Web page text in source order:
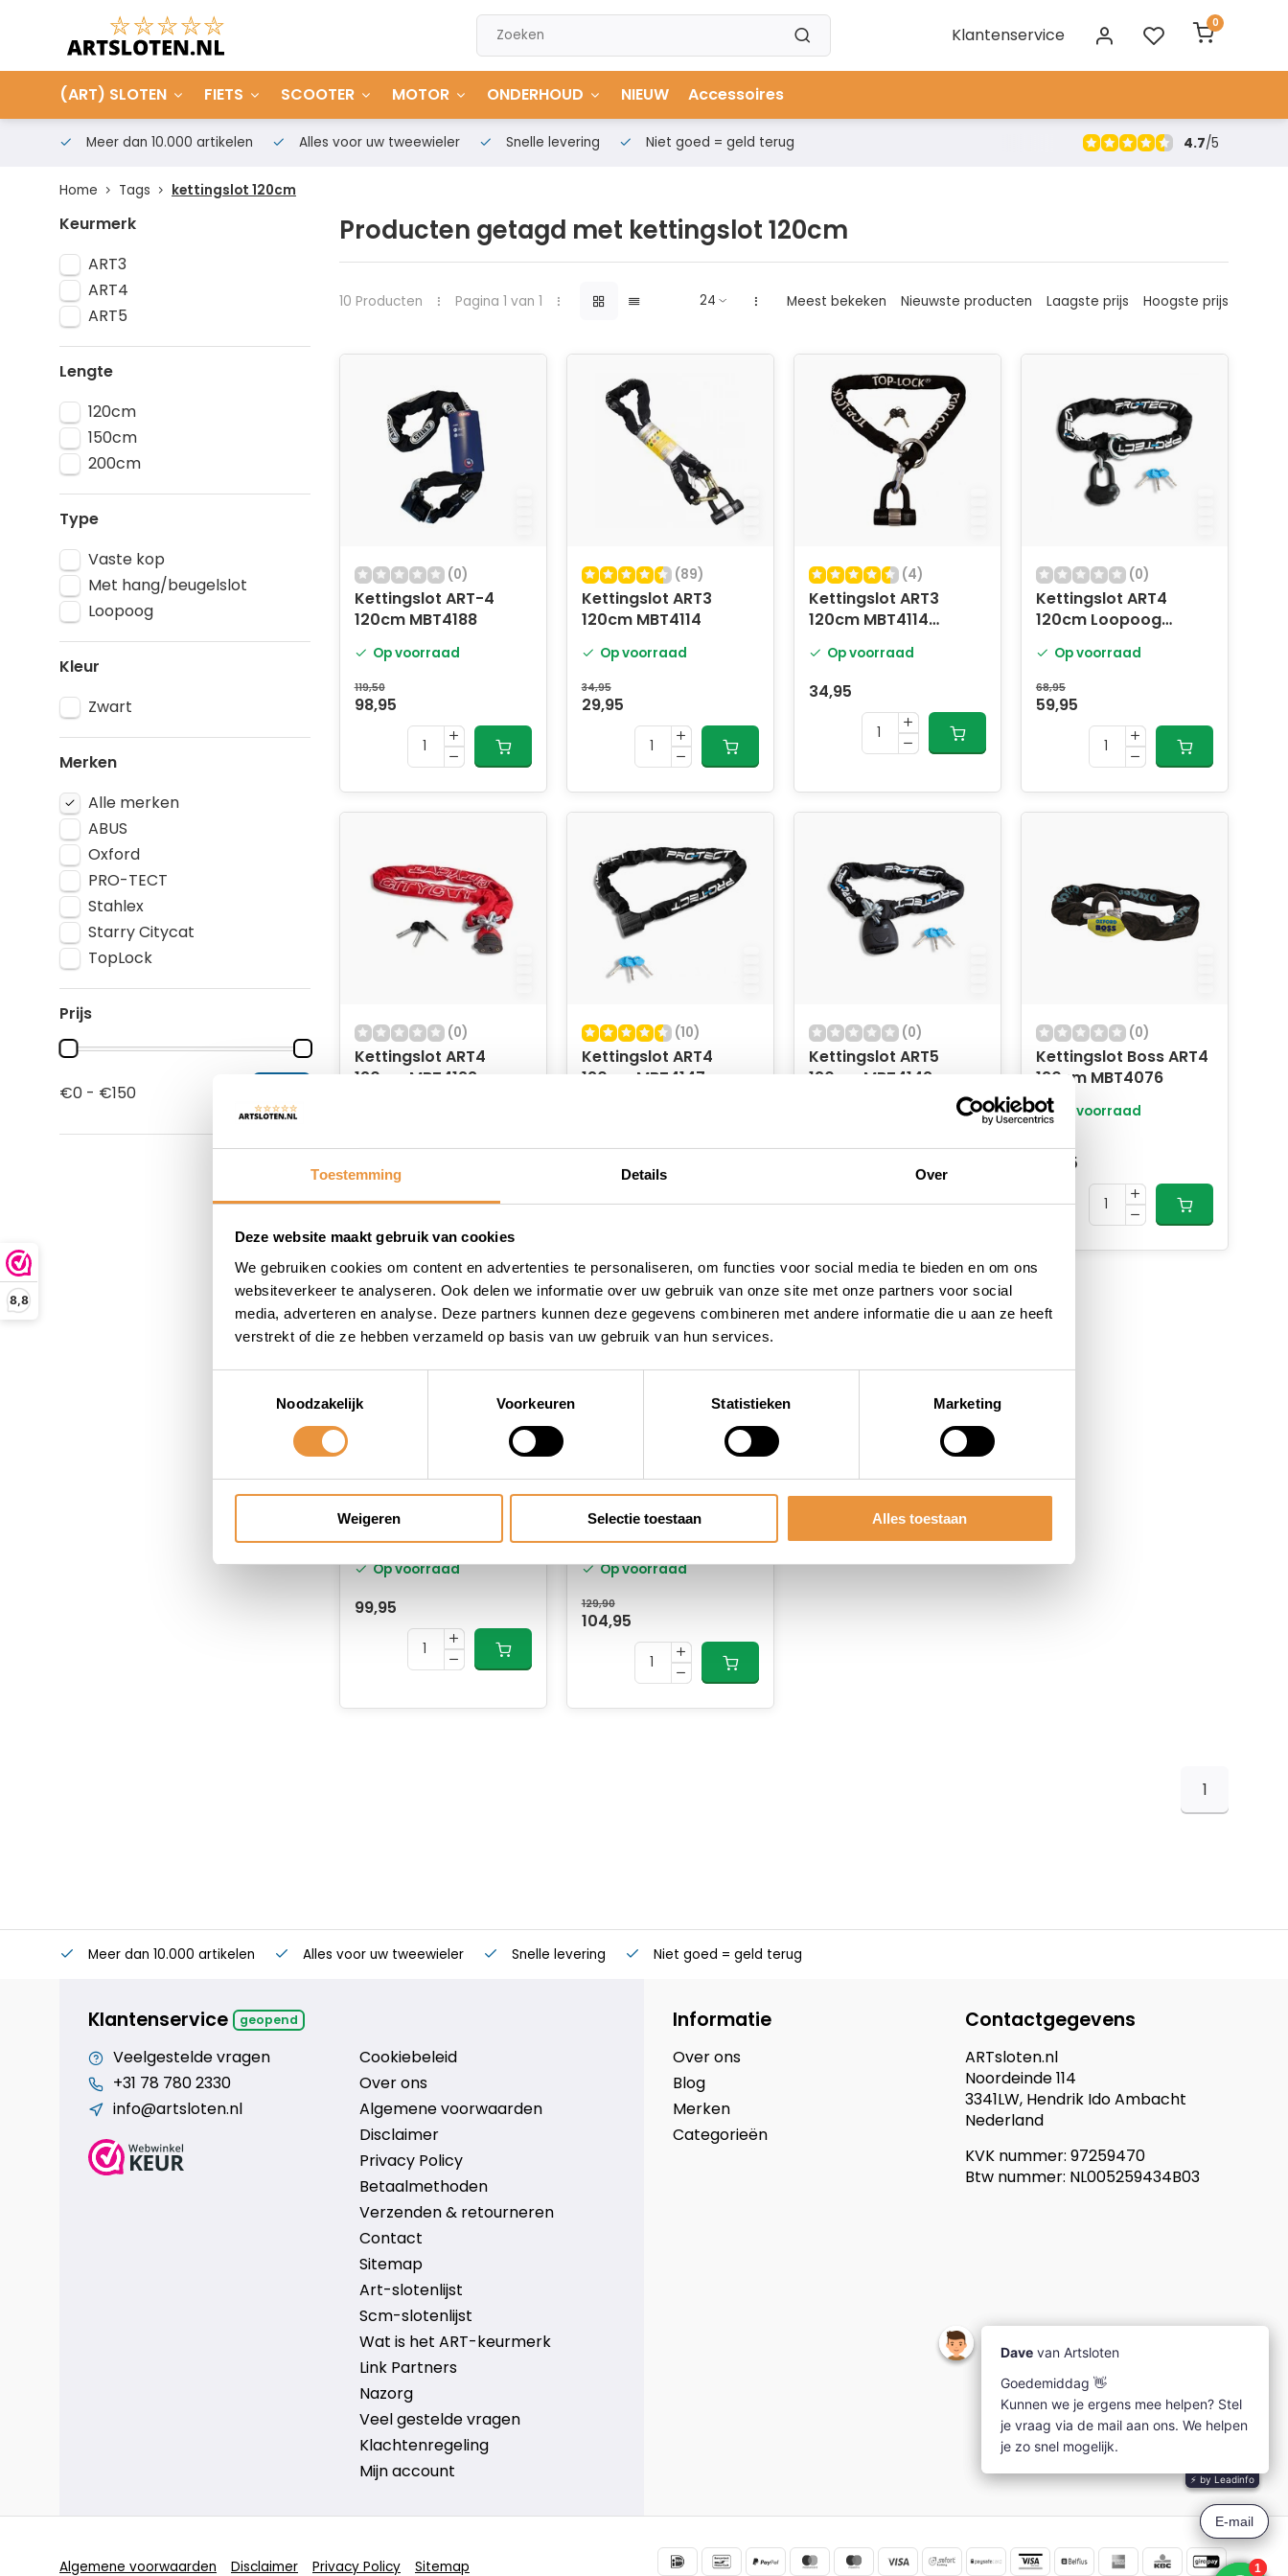
Toestemming Details Over
Deze website maakt gebruik van cookies
We gebruiken cookies om content en advertenties te personaliseren, om functies voor social media te bieden en om ons
websiteverkeer te analyseren. Ook delen we informatie over uw gebruik van onze site met onze partners voor social
media, adverteren en analyse. Deze partners kunnen deze gegevens combineren met andere informatie die u aan ze heeft
verstrekt of die ze hebben verzameld op basis van uw gebruik van hun services.
Noodzakelijk
Voorkeuren Statistieken Marketing
Weigeren Selectie toestaan Alles toestaan
8,8
Klantenservice
0
(ART) SLOTEN FIETS SCOOTER MOTOR ONDERHOUD NIEUW Accessoires
Meer dan 10.000 artikelen Alles voor uw tweewieler Snelle levering Niet goed = geld terug 4.7/5
Home Tags kettingslot 120cm
Keurmerk
ART3
ART4
ART5
Lengte
120cm
150cm
200cm
Type
Vaste kop
Met hang/beugelslot
Loopoog
Kleur
Zwart
Merken
Alle merken
ABUS
Oxford
PRO-TECT
Stahlex
Starry Citycat
TopLock
Prijs
€0 - €150
Producten getagd met kettingslot 120cm
10 Producten Pagina 1 van 1 Meest bekeken Nieuwste producten Laagste prijs Hoogste prijs
(0)
Kettingslot ART-4
120cm MBT4188
Op voorraad
119,50
98,95
(89)
Kettingslot ART3
120cm MBT4114
Op voorraad
34,95
29,95
(4)
Kettingslot ART3
120cm MBT4114
Op voorraad
34,95
(0)
Kettingslot ART4
120cm Loopoog
Op voorraad
68,95
59,95
(0)
Kettingslot ART4
120cm MBT4122
46,95
(10)
Kettingslot ART4
120cm MBT4147
62,95
(0)
Kettingslot ART5
120cm MBT4142
92,95
(0)
Kettingslot Boss ART4
120cm MBT4076
Op voorraad
99,95
86,95
(0)
Scooter/motorslot
ART-4 150cm Boss
Op voorraad
99,95
(1)
Scooter/motorslot
ART-4 200cm Boss
Op voorraad
129,90
104,95
1
Meer dan 10.000 artikelen Alles voor uw tweewieler Snelle levering Niet goed = geld terug
Klantenservice geopend
Veelgestelde vragen
+31 78 780 2330
info@artsloten.nl
Cookiebeleid
Over ons
Algemene voorwaarden
Disclaimer
Privacy Policy
Betaalmethoden
Verzenden & retourneren
Contact
Sitemap
Art-slotenlijst
Scm-slotenlijst
Wat is het ART-keurmerk
Link Partners
Nazorg
Veel gestelde vragen
Klachtenregeling
Mijn account
Informatie
Over ons
Blog
Merken
Categorieën
Contactgegevens
ARTsloten.nl
Noordeinde 114
3341LW, Hendrik Ido Ambacht
Nederland
KVK nummer: 97259470
Btw nummer: NL005259434B03
Algemene voorwaarden Disclaimer Privacy Policy Sitemap